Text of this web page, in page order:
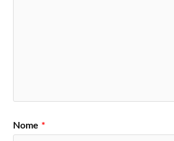
Nome *